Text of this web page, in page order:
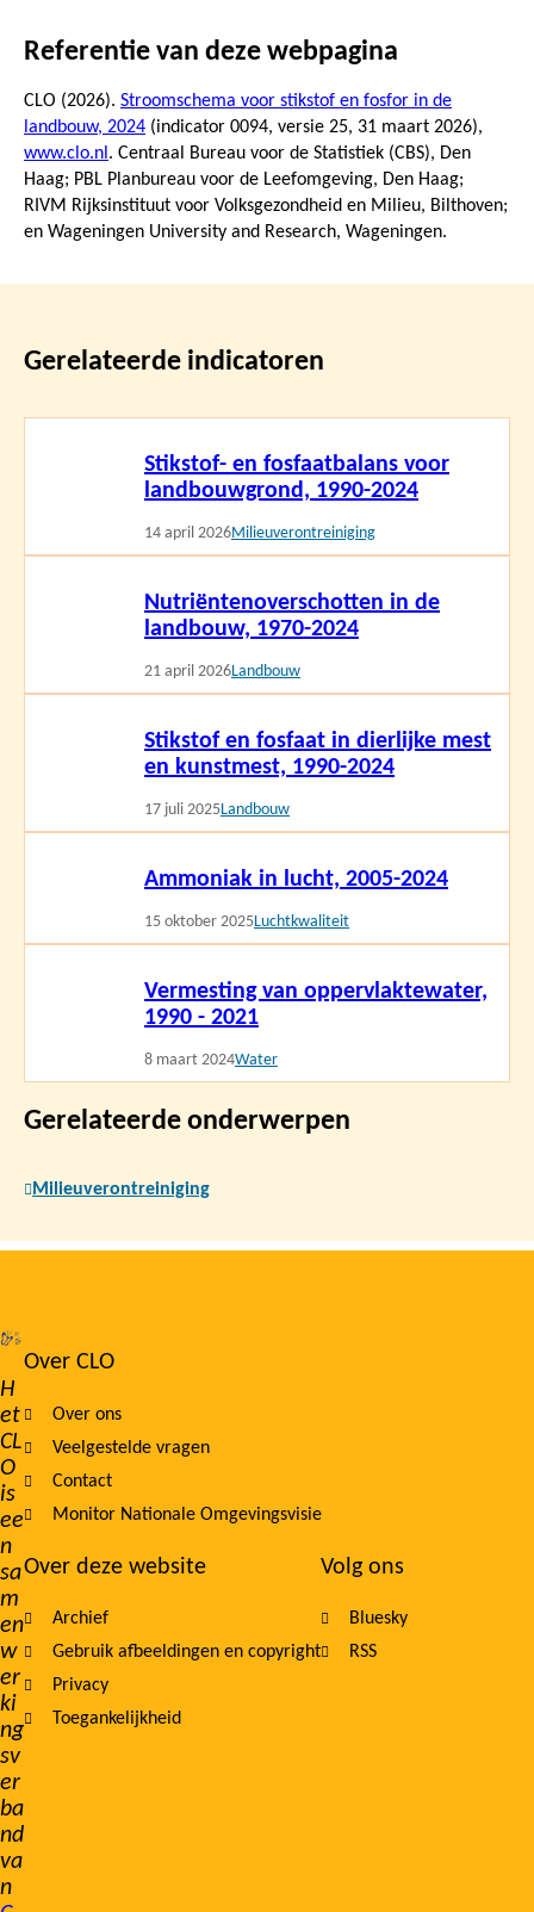
Referentie van deze webpagina
CLO (2026). Stroomschema voor stikstof en fosfor in de
landbouw, 2024 (indicator 0094, versie 25, 31 maart 2026),
www.clo.nl . Centraal Bureau voor de Statistiek (CBS), Den
Haag; PBL Planbureau voor de Leefomgeving, Den Haag;
RIVM Rijksinstituut voor Volksgezondheid en Milieu, Bilthoven;
en Wageningen University and Research, Wageningen.
Gerelateerde indicatoren
Stikstof- en fosfaatbalans voor
landbouwgrond, 1990-2024
14 april 2026Milieuverontreiniging
Nutriëntenoverschotten in de
landbouw, 1970-2024
21 april 2026Landbouw
Stikstof en fosfaat in dierlijke mest
en kunstmest, 1990-2024
17 juli 2025Landbouw
Ammoniak in lucht, 2005-2024
15 oktober 2025Luchtkwaliteit
Vermesting van oppervlaktewater,
1990 - 2021
8 maart 2024Water
Gerelateerde onderwerpen
Milieuverontreiniging
H
et
CL
O
is
ee
n
sa
m
en
w
er
ki
ng
sv
er
ba
nd
va
n
Footer
navigation
Over CLO
Over ons
Veelgestelde vragen
Contact
Monitor Nationale Omgevingsvisie
Over deze website
Archief
Gebruik afbeeldingen en copyright
Privacy
Toegankelijkheid
Volg ons
Bluesky
RSS